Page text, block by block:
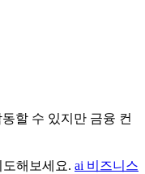
할 수 있지만 금융 컨
해보세요. ai 비즈니스